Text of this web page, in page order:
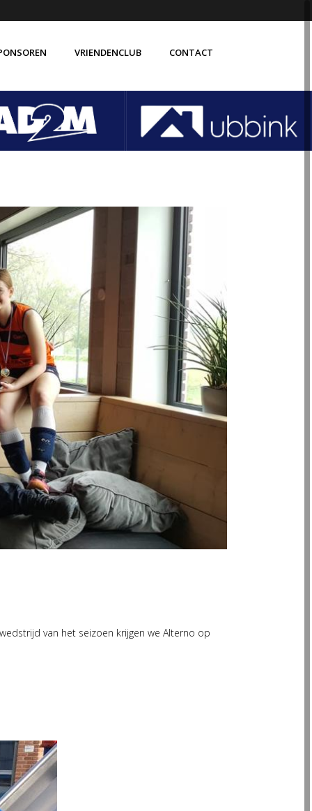
VRIENDENCLUB CONTACT
van het seizoen krijgen we Alterno op